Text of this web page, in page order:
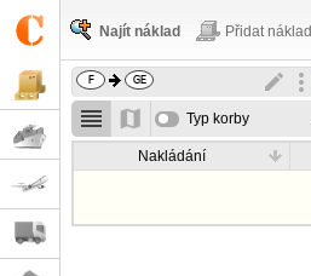
Najít náklad Přidat náklad
Typ korby
Nakládání